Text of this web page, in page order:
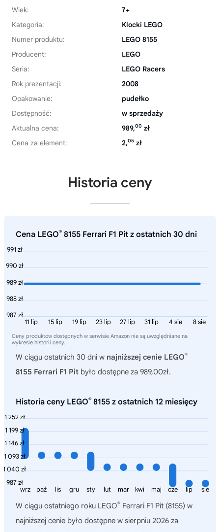
Wiek:
7+
Kategoria:
Klocki LEGO
Numer produktu:
LEGO 8155
Producent:
LEGO
Seria:
LEGO Racers
Rok prezentacji:
2008
Opakowanie:
pudełko
Dostępność:
w sprzedaży
Aktualna cena:
989,00 zł
Cena za element:
2,05 zł
Historia ceny
Cena LEGO® 8155 Ferrari F1 Pit z ostatnich 30 dni
991 zł
990 zł
989 zł
988 zł
987 zł
8 sie
4 sie
31 lip
27 lip
23 lip
19 lip
15 lip
11 lip
Ceny produktów dostępnych w serwisie Amazon nie są uwzględniane na
wykresie historii ceny.
W ciągu ostatnich 30 dni w najniższej cenie LEGO®
8155 Ferrari F1 Pit było dostępne za 989,00zł.
Historia ceny LEGO® 8155 z ostatnich 12 miesięcy
1 252 zł
1 199 zł
1 146 zł
1 093 zł
1 040 zł
987 zł
sie
lip
cze
maj
kwi
mar
lut
sty
gru
lis
paź
wrz
W ciągu ostatniego roku LEGO® Ferrari F1 Pit (8155) w
najniższej cenie było dostępne w sierpniu 2026 za